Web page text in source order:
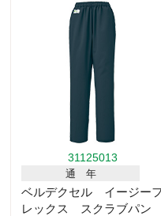
31125013
通 年
ベルデクセル イージーフ
レックス スクラブパン